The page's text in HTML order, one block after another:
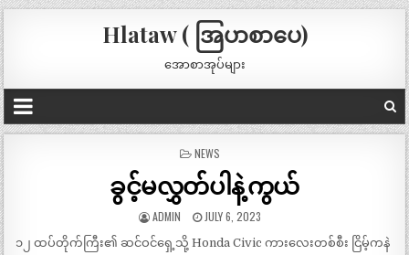
Hlataw ( အြပာစာပေ)
အောစာအုပ်များ
POSTED
IN
NEWS
ခွင့်မလွှတ်ပါနဲ့ကွယ်
ADMIN JULY 6, 2023
၁၂ ထပ်တိုက်ကြီး၏ ဆင်ဝင်ရှေ့သို့ Honda Civic ကားလေးတစ်စီး ငြိမ့်ကနဲ